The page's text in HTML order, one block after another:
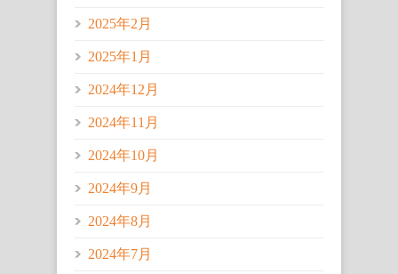
2025年2月
2025年1月
2024年12月
2024年11月
2024年10月
2024年9月
2024年8月
2024年7月